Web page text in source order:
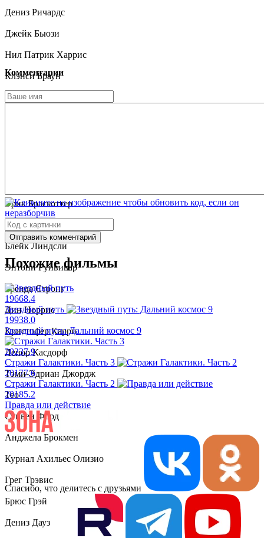
Дениз Ричардс
Джейк Бьюзи
Нил Патрик Харрис
Клэнси Браун
Сет Гиллиам
Эрик Браскоттер
Мэтт Левин
Блейк Линдсли
Энтони Руйвивар
Бренда Стронг
Дин Норрис
Кристофер Карри
Ленор Касдорф
Тэми-Эдриан Джордж
Тео
Стивен Форд
Анджела Брокмен
Курнал Ахильес Олизио
Грег Трэвис
Брюс Грэй
Дениз Дауз
Комментарии
Отправить комментарий
Похожие фильмы
19668.4
Звездный путь
19938.0
Звездный путь: Дальний космос 9
20237.9
Стражи Галактики. Часть 3
20177.6
Стражи Галактики. Часть 2
20185.2
Правда или действие
Спасибо, что делитесь с друзьями